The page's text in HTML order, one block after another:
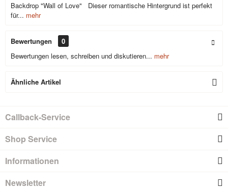
Backdrop "Wall of Love" Dieser romantische Hintergrund ist perfekt
für... mehr
Bewertungen
0
Bewertungen lesen, schreiben und diskutieren... mehr
Ähnliche Artikel
Callback-Service
Shop Service
Informationen
Newsletter